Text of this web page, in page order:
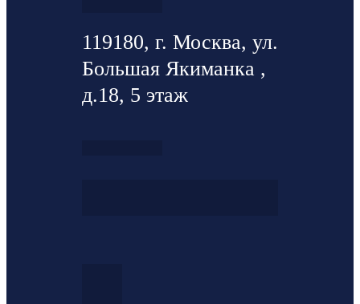
119180, г. Москва, ул.
Большая Якиманка ,
д.18, 5 этаж